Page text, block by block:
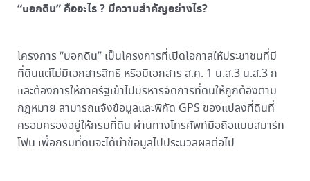
“บอกดิน” คืออะไร ? มีความสำคัญอย่างไร?
โครงการ “บอกดิน” เป็นโครงการที่เปิดโอกาสให้ประชาชนที่มี
ที่ดินแต่ไม่มีเอกสารสิทธิ หรือมีเอกสาร ส.ค. 1 น.ส.3 น.ส.3 ก
และต้องการให้ภาครัฐเข้าไปบริหารจัดการที่ดินให้ถูกต้องตาม
กฎหมาย สามารถแจ้งข้อมูลและพิกัด GPS ของแปลงที่ดินที่
ครอบครองอยู่ให้กรมที่ดิน ผ่านทางโทรศัพท์มือถือแบบสมาร์ท
โฟน เพื่อกรมที่ดินจะได้นำข้อมูลไปประมวลผลต่อไป